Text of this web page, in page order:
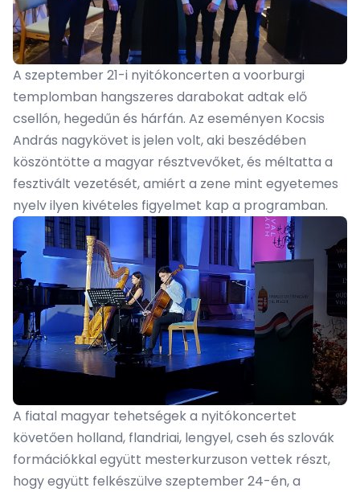
A szeptember 21-i nyitókoncerten a voorburgi
templomban hangszeres darabokat adtak elő
csellón, hegedűn és hárfán. Az eseményen Kocsis
András nagykövet is jelen volt, aki beszédében
köszöntötte a magyar résztvevőket, és méltatta a
fesztivált vezetését, amiért a zene mint egyetemes
nyelv ilyen kivételes figyelmet kap a programban.
A fiatal magyar tehetségek a nyitókoncertet
követően holland, flandriai, lengyel, cseh és szlovák
formációkkal együtt mesterkurzuson vettek részt,
hogy együtt felkészülve szeptember 24-én, a